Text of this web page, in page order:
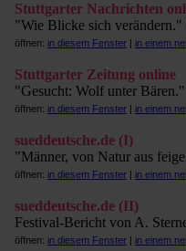
Stuttgarter Nachrichten
"Wie Blicke sich verändern."
öffnen: in diesem Fenster | in einem
Stuttgarter Zeitung online
"Gesucht: Wolf unter
öffnen: in diesem Fenster | in einem
sueddeutsche.de (I)
"Männer, von Natur aus
öffnen: in diesem Fenster | in einem
sueddeutsche.de (II)
Festival-Bericht von A.
öffnen: in diesem Fenster | in einem